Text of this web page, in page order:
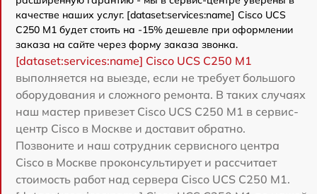
качестве наших услуг. [dataset:services:name] Cisco UCS
C250 M1 будет стоить на -15% дешевле при оформлении
заказа на сайте через форму заказа звонка.
[dataset:services:name] Cisco UCS C250 M1
выполняется на выезде, если не требует большого
оборудования и сложного ремонта. В таких случаях
наш мастер привезет Cisco UCS C250 M1 в сервис-
центр Cisco в Москве и доставит обратно.
Позвоните и наш сотрудник сервисного центра
Cisco в Москве проконсультирует и рассчитает
стоимость работ над сервера Cisco UCS C250 M1.